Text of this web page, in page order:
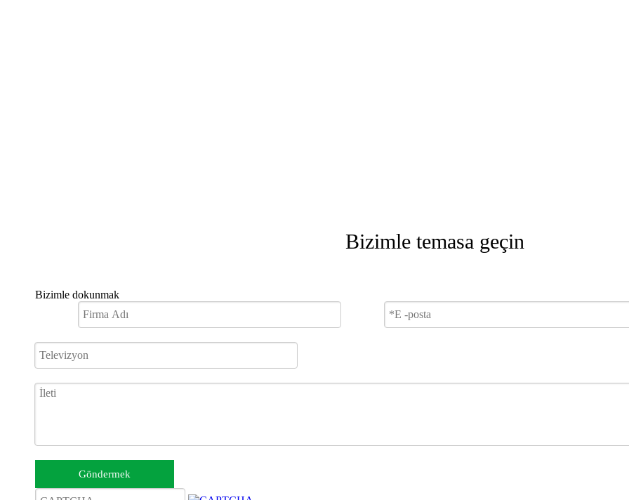
Bizimle temasa geçin
Bizimle dokunmak
Göndermek